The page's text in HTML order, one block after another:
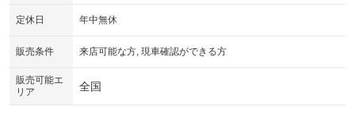
定休日 年中無休
販売条件 来店可能な方, 現車確認ができる方
販売可能エ
リア
全国